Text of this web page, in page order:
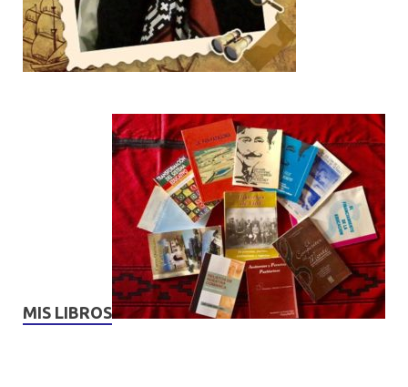
MIS LIBROS